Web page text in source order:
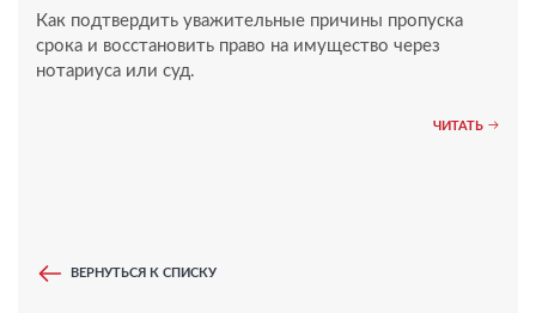
Как подтвердить уважительные причины пропуска
срока и восстановить право на имущество через
нотариуса или суд.
ЧИТАТЬ
ВЕРНУТЬСЯ К СПИСКУ